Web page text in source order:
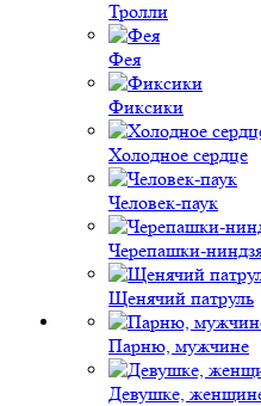
Тролли
Фея
Фиксики
Холодное сердце
Человек-паук
Черепашки-
Щенячий патруль
Парню, мужчине
Девушке,